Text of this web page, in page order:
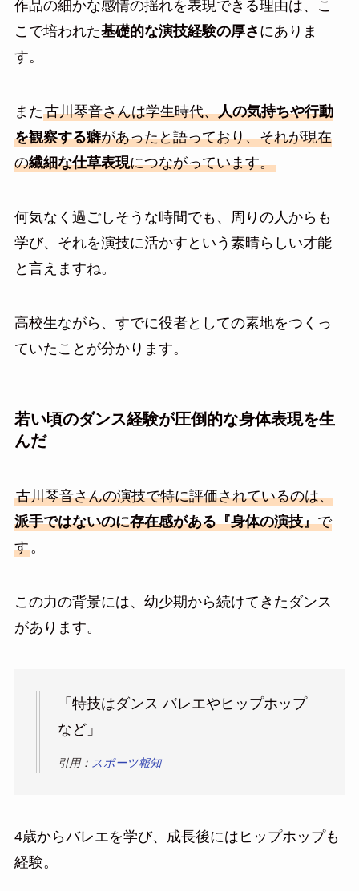
作品の細かな感情の揺れを表現できる理由は、こ
こで培われた基礎的な演技経験の厚さ にありま
す。
また古川琴音さんは学生時代、人の気持ちや行動
を観察する癖があったと語っており、それが現在
の繊細な仕草表現につながっています。
何気なく過ごしそうな時間でも、周りの人からも
学び、それを演技に活かすという素晴らしい才能
と言えますね。
高校生ながら、すでに役者としての素地をつくっ
ていたことが分かります。
若い頃のダンス経験が圧倒的な身体表現を生
んだ
古川琴音さんの演技で特に評価されているのは、
派手ではないのに存在感がある『身体の演技』で
す。
この力の背景には、幼少期から続けてきたダンス
があります。
「特技はダンス バレエやヒップホップ
など」
引用： スポーツ報知
4歳からバレエを学び、成長後にはヒップホップも
経験。